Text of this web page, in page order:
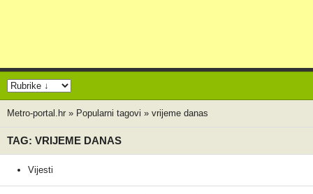
Metro-portal.hr » Popularni tagovi » vrijeme danas
TAG: VRIJEME DANAS
Vijesti